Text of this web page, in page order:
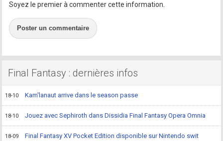
Soyez le premier à commenter cette information.
Poster un commentaire
Final Fantasy : dernières infos
18-10 Kam'lanaut arrive dans le season passe
18-10 Jouez avec Sephiroth dans Dissidia Final Fantasy Opera Omnia
18-09 Final Fantasy XV Pocket Edition disponible sur Nintendo swit